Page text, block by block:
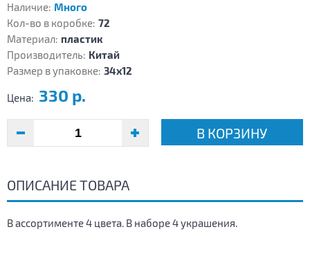
Наличие: Много
Кол-во в коробке: 72
Материал: пластик
Производитель: Китай
Размер в упаковке: 34х12
Цена: 330 р.
В КОРЗИНУ
ОПИСАНИЕ ТОВАРА
В ассортименте 4 цвета. В наборе 4 украшения.